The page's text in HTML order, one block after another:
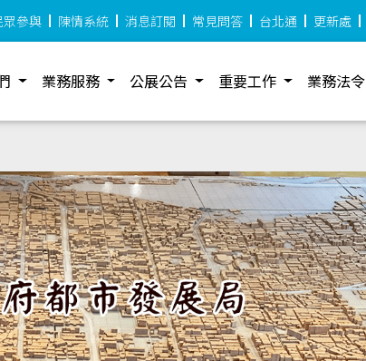
眾參與 陳情系統 消息訂閱 常見問答 台北通 更新處
業務服務 公展公告 重要工作 業務法令